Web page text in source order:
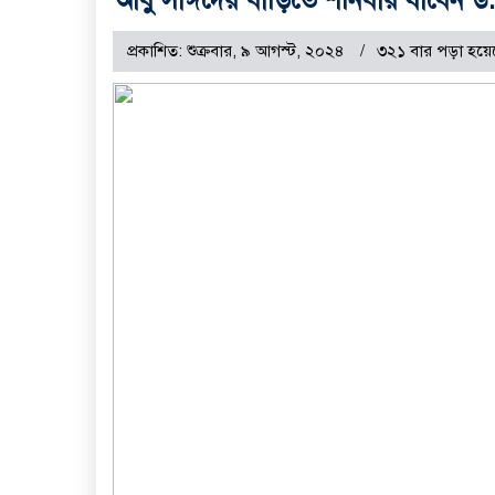
প্রকাশিত: শুক্রবার, ৯ আগস্ট, ২০২৪ ৩২১ বার পড়া